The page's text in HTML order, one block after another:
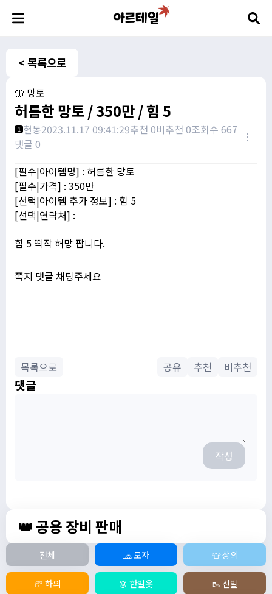
< 목록으로
🦋 망토
허름한 망토 / 350만 / 힘 5
1 현동2023.11.17 09:41:29추천 0비추천 0조회수 667
댓글 0
[필수|아이템명] : 허름한 망토
[필수|가격] : 350만
[선택|아이템 추가 정보] : 힘 5
[선택|연락처] :
힘 5 떡작 허망 팝니다.
쪽지 댓글 채팅주세요
목록으로 공유 추천 비추천
댓글
작성
👑 공용 장비 판매
전체 🧢 모자 👕 상의
🩳 하의 👗 한벌옷 🥾 신발